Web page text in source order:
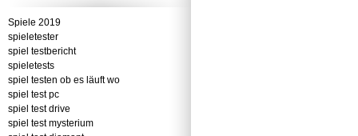
Spiele 2019
spieletester
spiel testbericht
spieletests
spiel testen ob es läuft wo
spiel test pc
spiel test drive
spiel test mysterium